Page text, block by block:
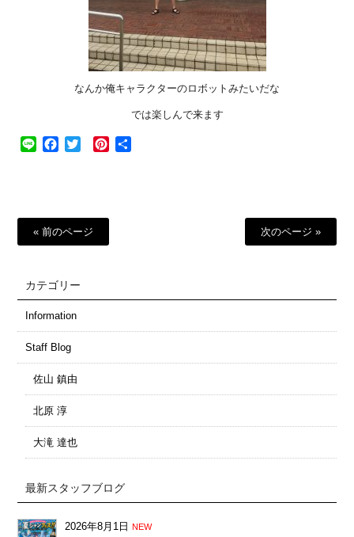
なんか俺キャラクターのロボットみたいだな
では楽しんで来ます
Line Facebook
Twitter Pinterest
« 前のページ 次のページ »
カテゴリー
Information
Staff Blog
佐山 鎮由
北原 淳
大滝 達也
最新スタッフブログ
2026年8月1日 NEW